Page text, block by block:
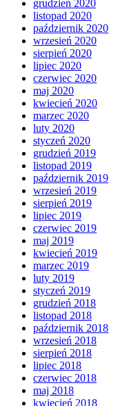
grudzień 2020
listopad 2020
październik 2020
wrzesień 2020
sierpień 2020
lipiec 2020
czerwiec 2020
maj 2020
kwiecień 2020
marzec 2020
luty 2020
styczeń 2020
grudzień 2019
listopad 2019
październik 2019
wrzesień 2019
sierpień 2019
lipiec 2019
czerwiec 2019
maj 2019
kwiecień 2019
marzec 2019
luty 2019
styczeń 2019
grudzień 2018
listopad 2018
październik 2018
wrzesień 2018
sierpień 2018
lipiec 2018
czerwiec 2018
maj 2018
kwiecień 2018